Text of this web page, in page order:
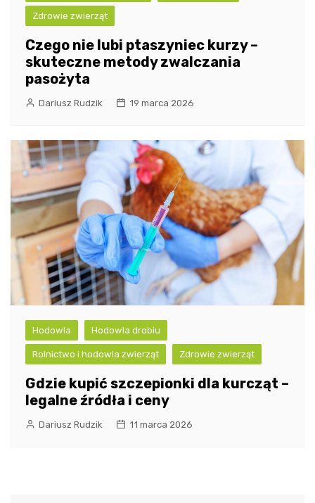
Zdrowie zwierząt
Czego nie lubi ptaszyniec kurzy –
skuteczne metody zwalczania
pasożyta
Dariusz Rudzik 19 marca 2026
Hodowla Hodowla drobiu
Rolnictwo i hodowla zwierząt Zdrowie zwierząt
Gdzie kupić szczepionki dla kurcząt –
legalne źródła i ceny
Dariusz Rudzik 11 marca 2026